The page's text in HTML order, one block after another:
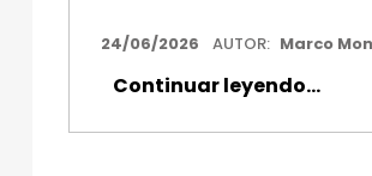
FECHA DE PUBLICACIÓN:
24/06/2026 AUTOR: Marco
Continuar leyendo“La Universidad Católica de Cuenca presenta el Instituto de Ciudades de Paz para impulsar la transformación social”
…